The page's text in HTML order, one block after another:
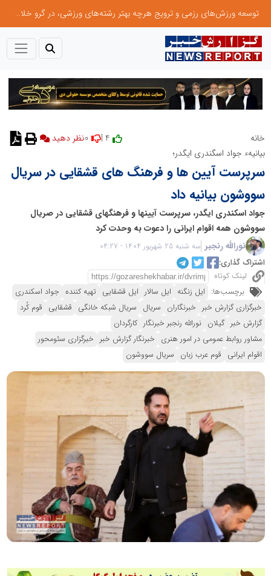
توسعه ورزش‌های رزمی و ترویج هرچه بهتر رشته‌های ورزشی، در گرو خلاقیت و نوآوری است
خانه
نظر دهید
بیانیهء جواد اسگندری ایگدر؛
سرپرست آیین ها و فرهنگ های قشقایی در سریال
سووشون بیانیه داد
جواد اسکندری ایگدر، سرپرست آیینها و فرهنگهای قشقایی در صریال
سووشون همه اقوام ایرانی را دعوت به وحدت کرد
نورالله رنجبر سه شنبه 25 شهریور 1404 - 04:27
اشتراک گذاری:
لینک کوتاه
برچسب‌ها: ایل زنگنه ایل سالار ایل قشقایی تهیه کننده جواد اسکندری
خبرگزاری گزارش خبر خبرنگاران سریال سریال شبکه خانگی قشقایی قوم کُرد
گزارش خبر گیلان نورالله رنجبر خبرنگار کارگردان
مشاور روابط عمومی در امور هنری خبرنگار گزارش خبر خبرگزاری سئومحور
اقوام ایرانی قوم عرب زبان سریال سووشون